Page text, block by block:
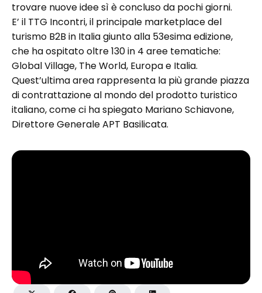
trovare nuove idee sì è concluso da pochi giorni.
E’ il TTG Incontri, il principale marketplace del
turismo B2B in Italia giunto alla 53esima edizione,
che ha ospitato oltre 130 in 4 aree tematiche:
Global Village, The World, Europa e Italia.
Quest’ultima area rappresenta la più grande piazza
di contrattazione al mondo del prodotto turistico
italiano, come ci ha spiegato Mariano Schiavone,
Direttore Generale APT Basilicata.